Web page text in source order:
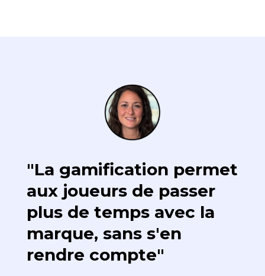
"La gamification permet
aux joueurs de passer
plus de temps avec la
marque, sans s'en
rendre compte"